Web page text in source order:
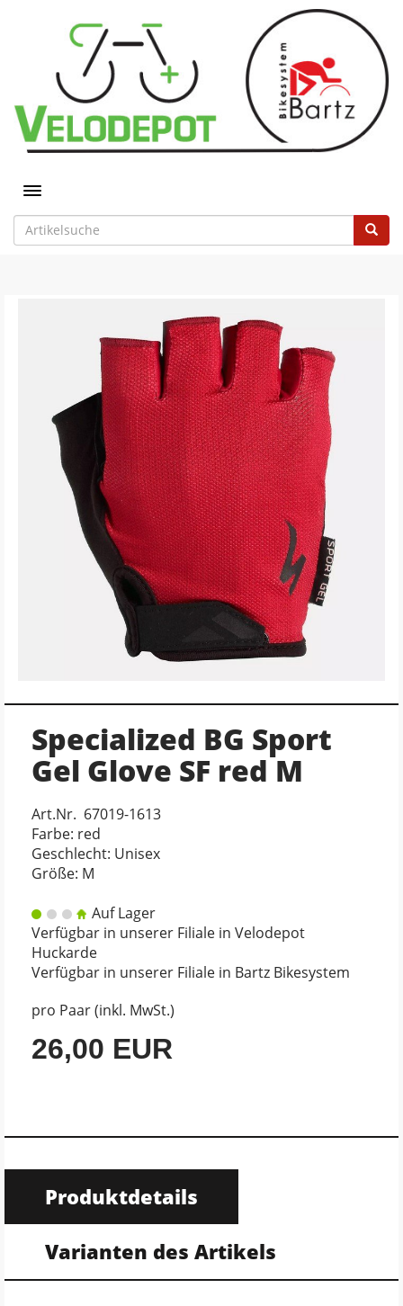
Toggle navigation
Specialized BG Sport
Gel Glove SF red M
Art.Nr. 67019-1613
Farbe: red
Geschlecht: Unisex
Größe: M
Auf Lager
Verfügbar in unserer Filiale in Velodepot
Huckarde
Verfügbar in unserer Filiale in Bartz Bikesystem
pro Paar (inkl. MwSt.)
26,00 EUR
Produktdetails
Varianten des Artikels